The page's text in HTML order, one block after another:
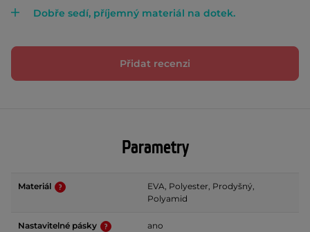
Dobře sedí, příjemný materiál na dotek.
Přidat recenzi
Parametry
Materiál
EVA, Polyester, Prodyšný,
Polyamid
Nastavitelné pásky ano